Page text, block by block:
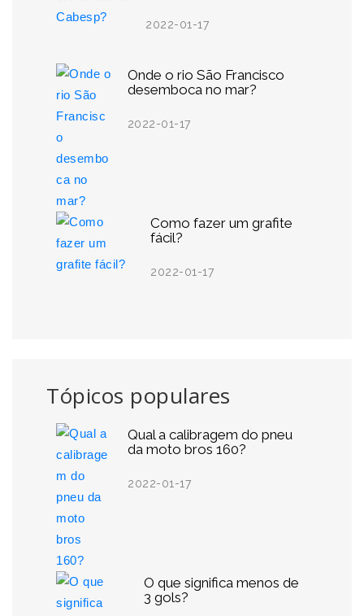
2022-01-17
Onde o rio São Francisco
desemboca no mar?
2022-01-17
Como fazer um grafite
fácil?
2022-01-17
Tópicos populares
Qual a calibragem do pneu
da moto bros 160?
2022-01-17
O que significa menos de
3 gols?